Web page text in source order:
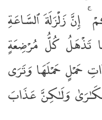
إِنَّ زَلْزَلَةَ ٱلسَّاعَةِ
تَذْهَلُ كُلُّ مُرْضِعَةٍ
حَمْلٍ حَمْلَهَا وَتَرَى
وَلَـٰكِنَّ عَذَابَ